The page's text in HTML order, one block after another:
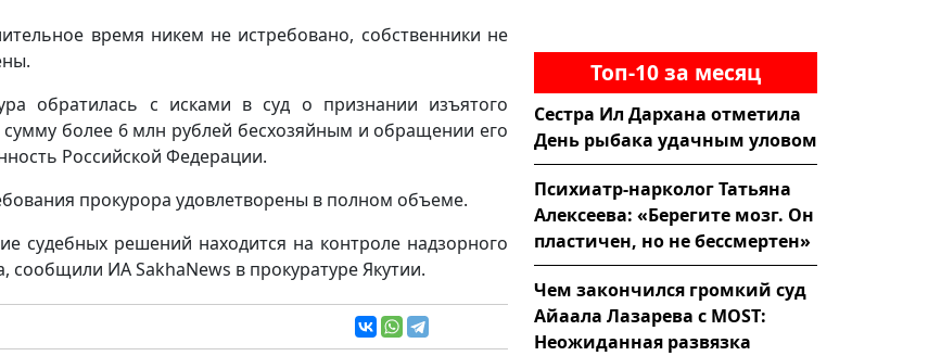
время никем не истребовано, собственники не
обратилась с исками в суд о признании изъятого
сумму более 6 млн рублей бесхозяйным и обращении его
Российской Федерации.
прокурора удовлетворены в полном объеме.
судебных решений находится на контроле надзорного
сообщили ИА SakhaNews в прокуратуре Якутии.
Топ-10 за месяц
Сестра Ил Дархана отметила
День рыбака удачным уловом
Психиатр-нарколог Татьяна
Алексеева: «Берегите мозг. Он
пластичен, но не бессмертен»
Чем закончился громкий суд
Айаала Лазарева с MOST:
Неожиданная развязка